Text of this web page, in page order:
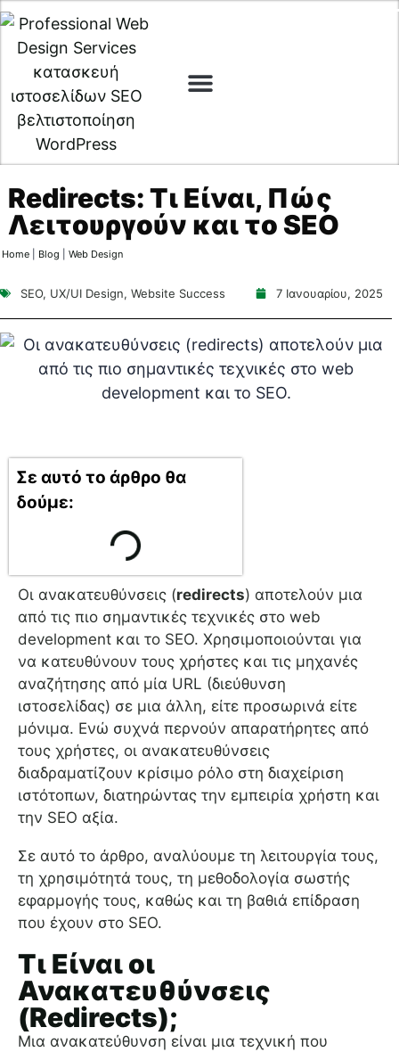
Redirects: Τι Είναι, Πώς
Λειτουργούν και το SEO
Home| Blog Web Design
SEO, UX/UI Design, Website Success 7 Ιανουαρίου, 2025
Σε αυτό το άρθρο θα
δούμε:
Οι ανακατευθύνσεις (redirects) αποτελούν μια
από τις πιο σημαντικές τεχνικές στο web
development και το SEO. Χρησιμοποιούνται για
να κατευθύνουν τους χρήστες και τις μηχανές
αναζήτησης από μία URL (διεύθυνση
ιστοσελίδας) σε μια άλλη, είτε προσωρινά είτε
μόνιμα. Ενώ συχνά περνούν απαρατήρητες από
τους χρήστες, οι ανακατευθύνσεις
διαδραματίζουν κρίσιμο ρόλο στη διαχείριση
ιστότοπων, διατηρώντας την εμπειρία χρήστη και
την SEO αξία.
Σε αυτό το άρθρο, αναλύουμε τη λειτουργία τους,
τη χρησιμότητά τους, τη μεθοδολογία σωστής
εφαρμογής τους, καθώς και τη βαθιά επίδραση
που έχουν στο SEO.
Τι Είναι οι
Ανακατευθύνσεις
(Redirects);
Μια ανακατεύθυνση είναι μια τεχνική που